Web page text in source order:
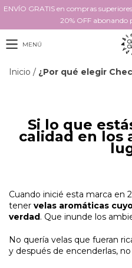
ENVÍO GRATIS en compras
20% OFF abonando
MENÚ
Inicio / ¿Por qué elegir
Si lo que
calidad en los
Cuando inicié esta marca en
tener velas aromáticas
verdad. Que inunde los
No quería velas que fueran
y después de encenderlas,